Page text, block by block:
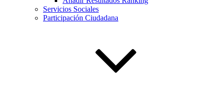
Servicios Sociales
Participación Ciudadana